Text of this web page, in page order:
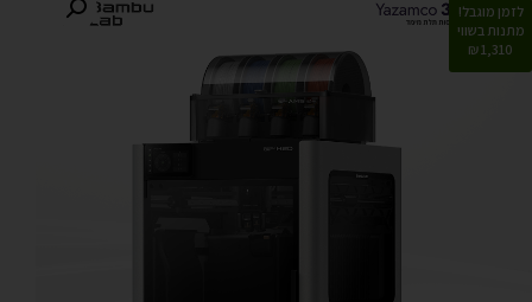
לזמן מוגבל!
מתנות בשווי
1,310 ₪